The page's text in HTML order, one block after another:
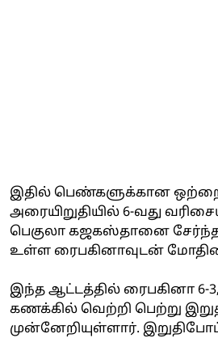
இதில் பெண்களுக்கான
அரையிறுதியில் 6-வது
பெகுலா கஜகஸ்தானை சேர்ந்த
உள்ள ரைபகினாவுடன்
இந்த ஆட்டத்தில் ரைபகினா 6-3,
கணக்கில் வெற்றி பெற்று
முன்னேறியுள்ளார்.